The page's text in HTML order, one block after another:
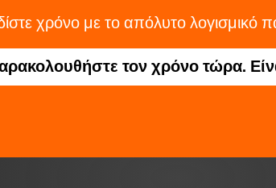
χρόνο με το απόλυτο λογισμικό
τον χρόνο τώρα.